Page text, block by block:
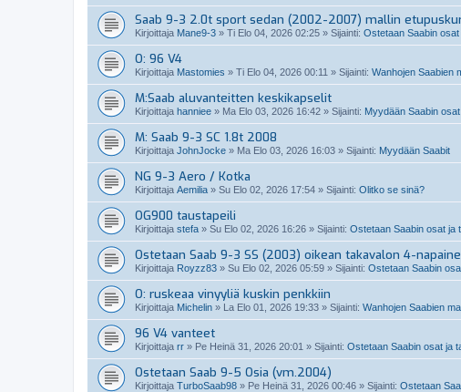
Saab 9-3 2.0t sport sedan (2002-2007) mallin
Kirjoittaja Mane9-3 » Ti Elo 04, 2026 02:25 » Sijainti: Ostetaan Saabin
O: 96 V4
Kirjoittaja Mastomies » Ti Elo 04, 2026 00:11 » Sijainti: Wanhojen Saabien
M:Saab aluvanteitten keskikapselit
Kirjoittaja hanniee » Ma Elo 03, 2026 16:42 » Sijainti: Myydään Saabin
M: Saab 9-3 SC 1.8t 2008
Kirjoittaja JohnJocke » Ma Elo 03, 2026 16:03 » Sijainti: Myydään Saabit
NG 9-3 Aero / Kotka
Kirjoittaja Aemilia » Su Elo 02, 2026 17:54 » Sijainti: Olitko se sinä?
OG900 taustapeili
Kirjoittaja stefa » Su Elo 02, 2026 16:26 » Sijainti: Ostetaan Saabin osat ja
Ostetaan Saab 9-3 SS (2003) oikean takavalon 4-
Kirjoittaja Royzz83 » Su Elo 02, 2026 05:59 » Sijainti: Ostetaan Saabin
O: ruskeaa vinyyliä kuskin penkkiin
Kirjoittaja Michelin » La Elo 01, 2026 19:33 » Sijainti: Wanhojen Saabien
96 V4 vanteet
Kirjoittaja rr » Pe Heinä 31, 2026 20:01 » Sijainti: Ostetaan Saabin osat ja
Ostetaan Saab 9-5 Osia (vm.2004)
Kirjoittaja TurboSaab98 » Pe Heinä 31, 2026 00:46 » Sijainti: Ostetaan